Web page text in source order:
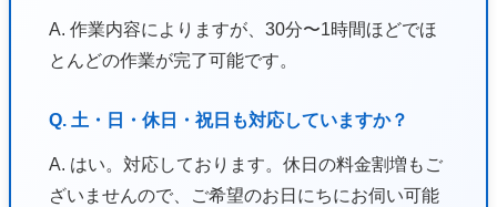
A. 作業内容によりますが、30分〜1時間ほどでほ
とんどの作業が完了可能です。
Q. 土・日・休日・祝日も対応していますか？
A. はい。対応しております。休日の料金割増もご
ざいませんので、ご希望のお日にちにお伺い可能